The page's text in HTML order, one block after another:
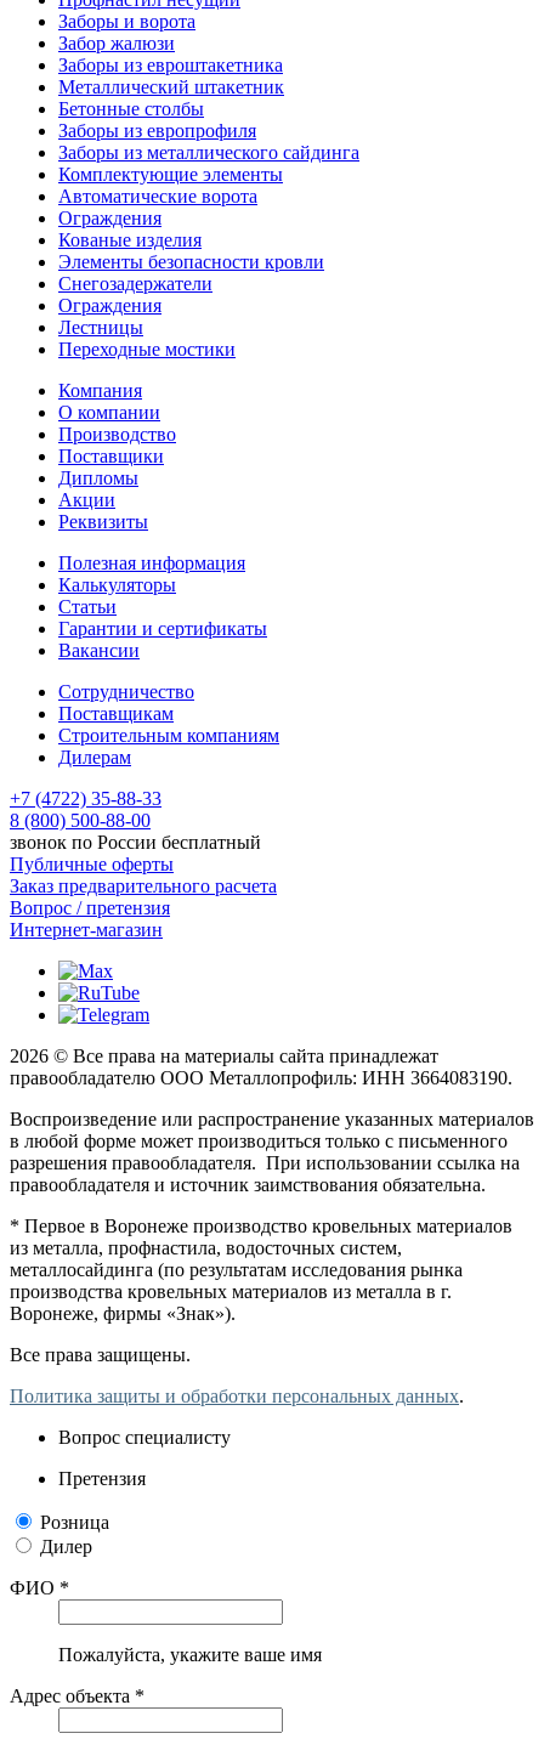
Заборы и ворота
Забор жалюзи
Заборы из евроштакетника
Металлический штакетник
Бетонные столбы
Заборы из европрофиля
Заборы из металлического сайдинга
Комплектующие элементы
Автоматические ворота
Ограждения
Кованые изделия
Элементы безопасности кровли
Снегозадержатели
Ограждения
Лестницы
Переходные мостики
Компания
О компании
Производство
Поставщики
Дипломы
Акции
Реквизиты
Полезная информация
Калькуляторы
Статьи
Гарантии и сертификаты
Вакансии
Сотрудничество
Поставщикам
Строительным компаниям
Дилерам
+7 (4722) 35-88-33
8 (800) 500-88-00
звонок по России бесплатный
Публичные оферты
Заказ предварительного расчета
Вопрос / претензия
Интернет-магазин
2026 © Все права на материалы сайта принадлежат
правообладателю ООО Металлопрофиль: ИНН 3664083190.
Воспроизведение или распространение указанных материалов
в любой форме может производиться только с письменного
разрешения правообладателя. При использовании ссылка на
правообладателя и источник заимствования обязательна.
* Первое в Воронеже производство кровельных материалов
из металла, профнастила, водосточных систем,
металлосайдинга (по результатам исследования рынка
производства кровельных материалов из металла в г.
Воронеже, фирмы «Знак»).
Все права защищены.
Политика защиты и обработки персональных данных.
Вопрос специалисту
Претензия
Розница
Дилер
ФИО *
Пожалуйста, укажите ваше имя
Адрес объекта *